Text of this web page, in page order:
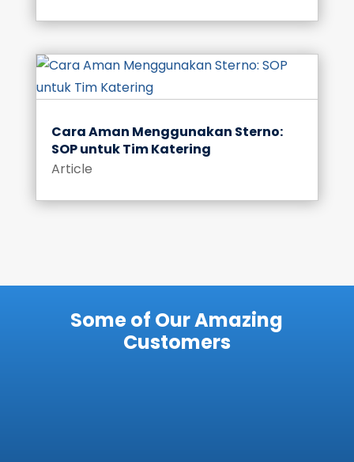
Cara Aman Menggunakan Sterno:
SOP untuk Tim Katering
Article
Some of Our Amazing
Customers